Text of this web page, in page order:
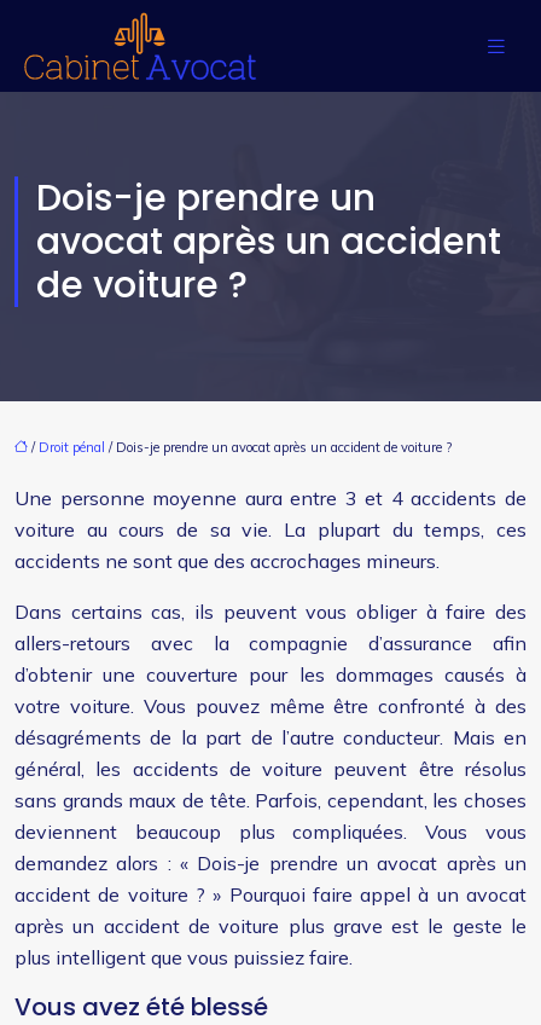
Dois-je prendre un
avocat après un accident
de voiture ?
/ Droit pénal / Dois-je prendre un avocat après un accident de voiture ?
Une personne moyenne aura entre 3 et 4 accidents de
voiture au cours de sa vie. La plupart du temps, ces
accidents ne sont que des accrochages mineurs.
Dans certains cas, ils peuvent vous obliger à faire des
allers-retours avec la compagnie d’assurance afin
d’obtenir une couverture pour les dommages causés à
votre voiture. Vous pouvez même être confronté à des
désagréments de la part de l’autre conducteur. Mais en
général, les accidents de voiture peuvent être résolus
sans grands maux de tête. Parfois, cependant, les choses
deviennent beaucoup plus compliquées. Vous vous
demandez alors : « Dois-je prendre un avocat après un
accident de voiture ? » Pourquoi faire appel à un avocat
après un accident de voiture plus grave est le geste le
plus intelligent que vous puissiez faire.
Vous avez été blessé